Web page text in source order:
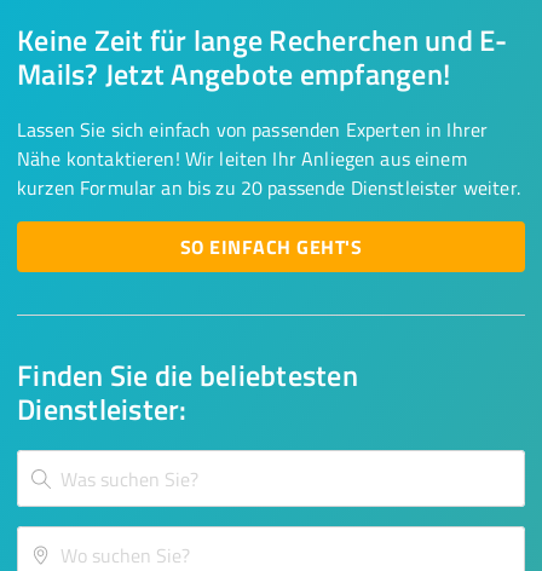
Finden Sie die beliebtesten
Dienstleister:
Keine Zeit für lange Recherchen und E-
Mails? Jetzt Angebote empfangen!
Lassen Sie sich einfach von passenden Experten in Ihrer
Nähe kontaktieren! Wir leiten Ihr Anliegen aus einem
kurzen Formular an bis zu 20 passende Dienstleister weiter.
SO EINFACH GEHT'S